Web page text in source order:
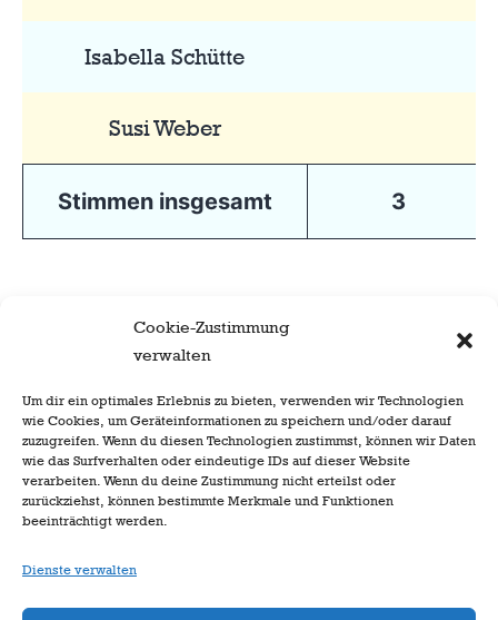
Cookie-Zustimmung
verwalten
Um dir ein optimales Erlebnis zu bieten, verwenden wir Technologien
wie Cookies, um Geräteinformationen zu speichern und/oder darauf
zuzugreifen. Wenn du diesen Technologien zustimmst, können wir Daten
wie das Surfverhalten oder eindeutige IDs auf dieser Website
verarbeiten. Wenn du deine Zustimmung nicht erteilst oder
zurückziehst, können bestimmte Merkmale und Funktionen
beeinträchtigt werden.
Dienste verwalten
Isabella Schütte
Susi Weber
Stimmen insgesamt 3